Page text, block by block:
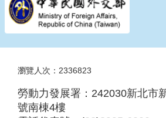
瀏覽人次：2336823
勞動力發展署：242030新北市
號南棟4樓